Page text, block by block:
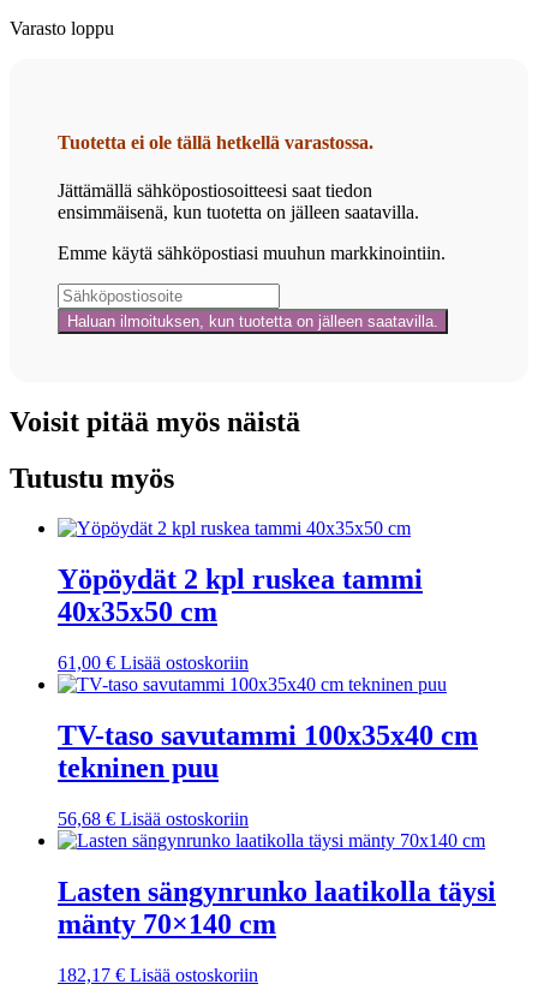
Varasto loppu
Tuotetta ei ole tällä hetkellä varastossa.
Jättämällä sähköpostiosoitteesi saat tiedon
ensimmäisenä, kun tuotetta on jälleen saatavilla.
Emme käytä sähköpostiasi muuhun markkinointiin.
Voisit pitää myös näistä
Tutustu myös
Yöpöydät 2 kpl ruskea tammi
40x35x50 cm
61,00 € Lisää ostoskoriin
TV-taso savutammi 100x35x40 cm
tekninen puu
56,68 € Lisää ostoskoriin
Lasten sängynrunko laatikolla täysi
mänty 70×140 cm
182,17 € Lisää ostoskoriin